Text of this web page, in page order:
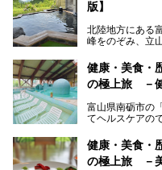
自慢の眺望、温
ます。日常から
方にぴったりの
───
提供元：オリッ
この記事は黒部
版】
北陸地方にある
峰をのぞみ、立
の（新鮮な）海
北陸新幹線が開
のいい天然温泉
満載ですよ。
健康・美食・
の極上旅 －
富山県南砺市の
てヘルスケアの
るので、ゆった
そんな「桜ヶ池
健康・美食・
の極上旅 －